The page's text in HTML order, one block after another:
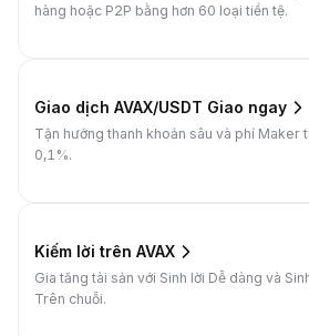
hàng hoặc P2P bằng hơn 60 loại tiền tệ.
Giao dịch AVAX/USDT Giao ngay
Tận hưởng thanh khoản sâu và phí Maker
0,1%.
Kiếm lời trên AVAX
Gia tăng tài sản với Sinh lời Dễ dàng và
Trên chuỗi.